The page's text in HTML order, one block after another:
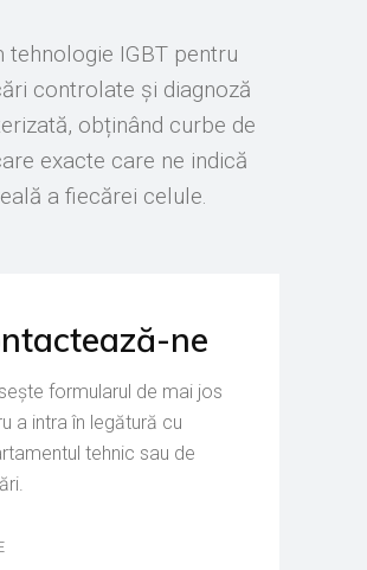
tehnologie IGBT pentru
controlate și diagnoză
obținând curbe de
exacte care ne indică
a fiecărei celule.
ne
formularul de mai jos
a intra în legătură cu
tehnic sau de